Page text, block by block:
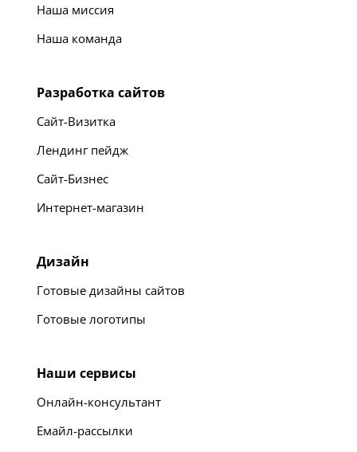
Наша миссия
Наша команда
Разработка сайтов
Сайт-Визитка
Лендинг пейдж
Сайт-Бизнес
Интернет-магазин
Дизайн
Готовые дизайны сайтов
Готовые логотипы
Наши сервисы
Онлайн-консультант
Емайл-рассылки